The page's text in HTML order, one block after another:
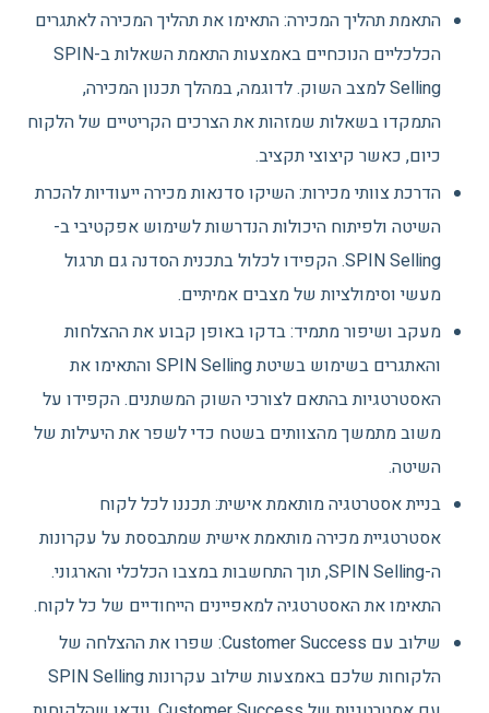
התאמת תהליך המכירה: התאימו את תהליך המכירה לאתגרים
הכלכליים הנוכחיים באמצעות התאמת השאלות ב-SPIN
Selling למצב השוק. לדוגמה, במהלך תכנון המכירה,
התמקדו בשאלות שמזהות את הצרכים הקריטיים של הלקוח
כיום, כאשר קיצוצי תקציב.
הדרכת צוותי מכירות: השיקו סדנאות מכירה ייעודיות להכרת
השיטה ולפיתוח היכולות הנדרשות לשימוש אפקטיבי ב-
SPIN Selling. הקפידו לכלול בתכנית הסדנה גם תרגול
מעשי וסימולציות של מצבים אמיתיים.
מעקב ושיפור מתמיד: בדקו באופן קבוע את ההצלחות
והאתגרים בשימוש בשיטת SPIN Selling והתאימו את
האסטרטגיות בהתאם לצורכי השוק המשתנים. הקפידו על
משוב מתמשך מהצוותים בשטח כדי לשפר את היעילות של
השיטה.
בניית אסטרטגיה מותאמת אישית: תכננו לכל לקוח
אסטרטגיית מכירה מותאמת אישית שמתבססת על עקרונות
ה-SPIN Selling, תוך התחשבות במצבו הכלכלי והארגוני.
התאימו את האסטרטגיה למאפיינים הייחודיים של כל לקוח.
שילוב עם Customer Success: שפרו את ההצלחה של
הלקוחות שלכם באמצעות שילוב עקרונות SPIN Selling